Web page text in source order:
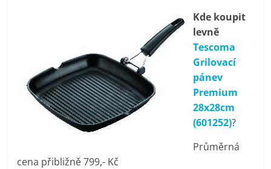
kávovary,
bazény
Nejlepší
elektronika
OK,
Kde koupit
levně
Tescoma
Grilovací
pánev
Premium
28x28cm
(601252)?
Průměrná
cena přibližně 799,- Kč